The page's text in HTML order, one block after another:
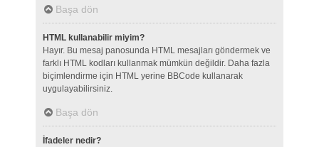
Başa dön
HTML kullanabilir miyim?
Hayır. Bu mesaj panosunda HTML mesajları göndermek ve
farklı HTML kodları kullanmak mümkün değildir. Daha fazla
biçimlendirme için HTML yerine BBCode kullanarak
uygulayabilirsiniz.
Başa dön
İfadeler nedir?